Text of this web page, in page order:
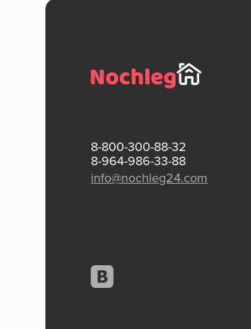
8-800-300-88-32
8-964-986-33-88
info@nochleg24.com